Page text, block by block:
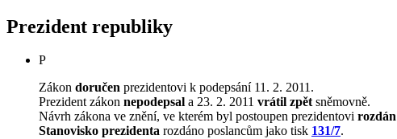
Prezident republiky
P
Zákon doručen prezidentovi k podepsání 11. 2. 2011.
Prezident zákon nepodepsal a 23. 2. 2011 vrátil zpětsněmovně.
Návrh zákona ve znění, ve kterém byl postoupen prezidentovi rozdán
Stanovisko prezidenta rozdáno poslancům jako tisk 131/7.